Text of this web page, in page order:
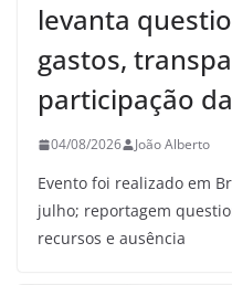
levanta
gastos,
participação
04/08/2026 João Alberto
Evento foi realizado em
julho; reportagem
recursos e ausência